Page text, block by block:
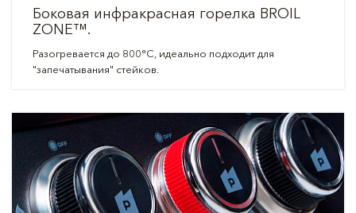
Боковая инфракрасная горелка BROIL
ZONE™️.
Разогревается до 800°C, идеально подходит для
"запечатывания" стейков.